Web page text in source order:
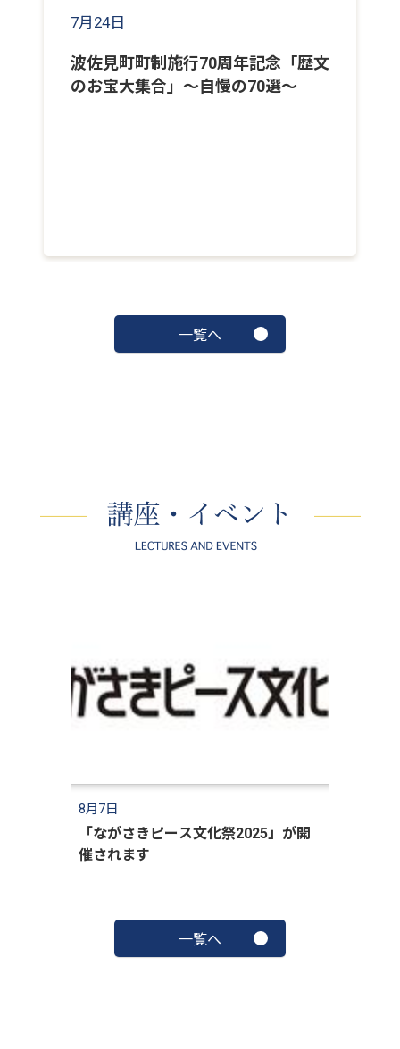
7月24日
波佐見町町制施行70周年記念「歴文
のお宝大集合」～自慢の70選～
一覧へ
8月7日
「ながさきピース文化祭2025」が開
催されます
一覧へ